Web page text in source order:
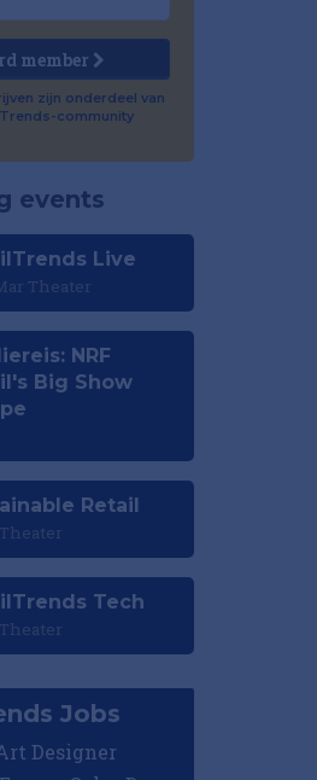
member
zijn onderdeel van
community
events
Live
Theater
NRF
Big Show
Retail
Tech
Jobs
Designer